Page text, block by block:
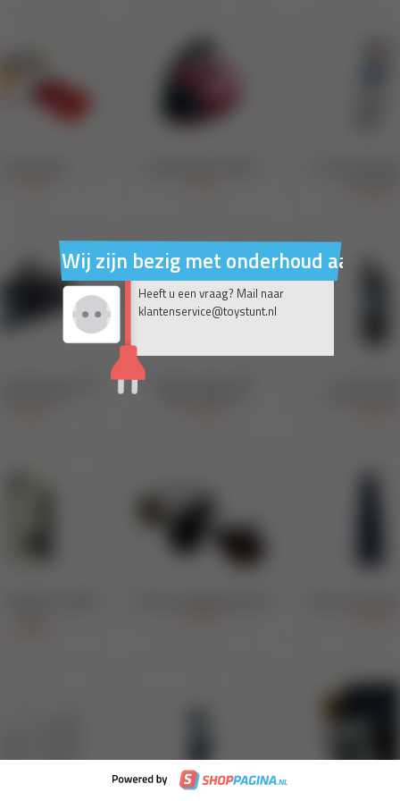
Wij zijn bezig met onderhoud aan
Heeft u een vraag? Mail naar
klantenservice@toystunt.nl